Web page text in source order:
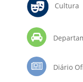
Cultura
Diário